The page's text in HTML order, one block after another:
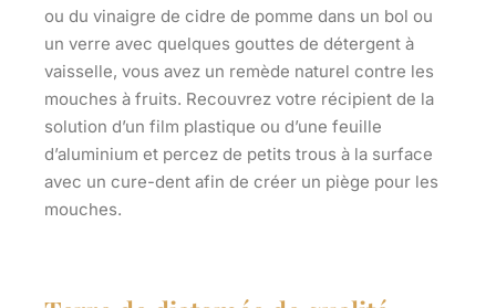
ou du vinaigre de cidre de pomme dans un bol ou
un verre avec quelques gouttes de détergent à
vaisselle, vous avez un remède naturel contre les
mouches à fruits. Recouvrez votre récipient de la
solution d’un film plastique ou d’une feuille
d’aluminium et percez de petits trous à la surface
avec un cure-dent afin de créer un piège pour les
mouches.